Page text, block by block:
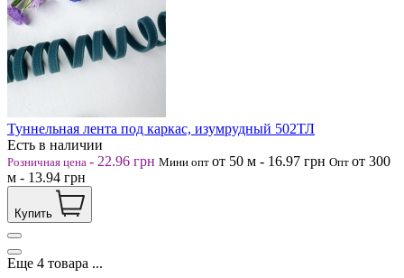
Туннельная лента под каркас, изумрудный 502ТЛ
Есть в наличии
Розничная цена - 22.96 грн Мини опт от 50 м - 16.97 грн Опт от 300
м - 13.94 грн
Купить
Еще 4 товара ...